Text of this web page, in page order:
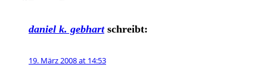
daniel k. gebhart schreibt:
19. März 2008 at 14:53